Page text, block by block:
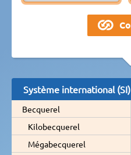
Système international (SI)
Becquerel
Kilobecquerel
Mégabecquerel